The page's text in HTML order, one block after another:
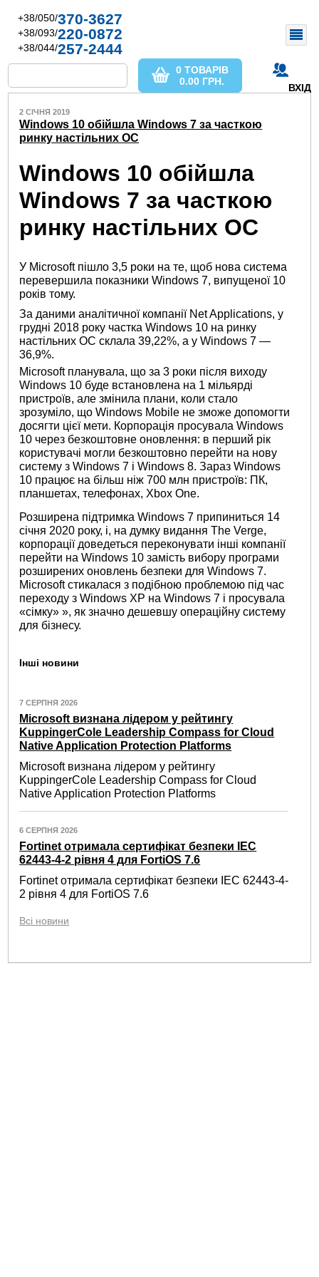
+38/050/370-3627
+38/093/220-0872
+38/044/257-2444
ВХІД
0 ТОВАРІВ
0.00 ГРН.
2 СІЧНЯ 2019
Windows 10 обійшла Windows 7 за часткою
ринку настільних ОС
Windows 10 обійшла
Windows 7 за часткою
ринку настільних ОС
У Microsoft пішло 3,5 роки на те, щоб нова система
перевершила показники Windows 7, випущеної 10
років тому.
За даними аналітичної компанії Net Applications, у
грудні 2018 року частка Windows 10 на ринку
настільних ОС склала 39,22%, а у Windows 7 —
36,9%.
Microsoft планувала, що за 3 роки після виходу
Windows 10 буде встановлена ​​на 1 мільярді
пристроїв, але змінила плани, коли стало
зрозуміло, що Windows Mobile не зможе допомогти
досягти цієї мети. Корпорація просувала Windows
10 через безкоштовне оновлення: в перший рік
користувачі могли безкоштовно перейти на нову
систему з Windows 7 і Windows 8. Зараз Windows
10 працює на більш ніж 700 млн пристроїв: ПК,
планшетах, телефонах, Xbox One.
Розширена підтримка Windows 7 припиниться 14
січня 2020 року, і, на думку видання The Verge,
корпорації доведеться переконувати інші компанії
перейти на Windows 10 замість вибору програми
розширених оновлень безпеки для Windows 7.
Microsoft стикалася з подібною проблемою під час
переходу з Windows XP на Windows 7 і просувала
«сімку» », як значно дешевшу операційну систему
для бізнесу.
Інші новини
7 СЕРПНЯ 2026
Microsoft визнана лідером у рейтингу
KuppingerCole Leadership Compass for Cloud
Native Application Protection Platforms
Microsoft визнана лідером у рейтингу
KuppingerCole Leadership Compass for Cloud
Native Application Protection Platforms
6 СЕРПНЯ 2026
Fortinet отримала сертифікат безпеки IEC
62443-4-2 рівня 4 для FortiOS 7.6
Fortinet отримала сертифікат безпеки IEC 62443-4-
2 рівня 4 для FortiOS 7.6
Всі новини